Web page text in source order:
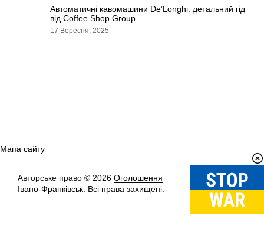
Автоматичні кавомашини De’Longhi: детальний гід
від Coffee Shop Group
17 Вересня, 2025
Мапа сайту
Авторське право © 2026 Оголошення
Івано-Франківськ. Всі права захищені.
Вгору↑